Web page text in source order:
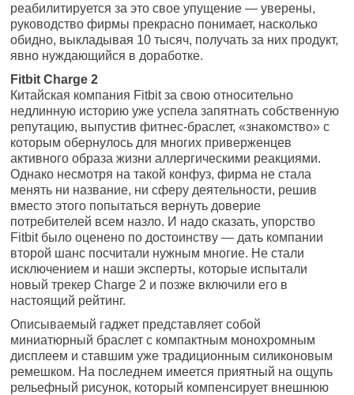
реабилитируется за это свое упущение — уверены,
руководство фирмы прекрасно понимает, насколько
обидно, выкладывая 10 тысяч, получать за них продукт,
явно нуждающийся в доработке.
Fitbit Charge 2
Китайская компания Fitbit за свою относительно
недлинную историю уже успела запятнать собственную
репутацию, выпустив фитнес-браслет, «знакомство» с
которым обернулось для многих приверженцев
активного образа жизни аллергическими реакциями.
Однако несмотря на такой конфуз, фирма не стала
менять ни название, ни сферу деятельности, решив
вместо этого попытаться вернуть доверие
потребителей всем назло. И надо сказать, упорство
Fitbit было оценено по достоинству — дать компании
второй шанс посчитали нужным многие. Не стали
исключением и наши эксперты, которые испытали
новый трекер Charge 2 и позже включили его в
настоящий рейтинг.
Описываемый гаджет представляет собой
миниатюрный браслет с компактным монохромным
дисплеем и ставшим уже традиционным силиконовым
ремешком. На последнем имеется приятный на ощупь
рельефный рисунок, который компенсирует внешнюю